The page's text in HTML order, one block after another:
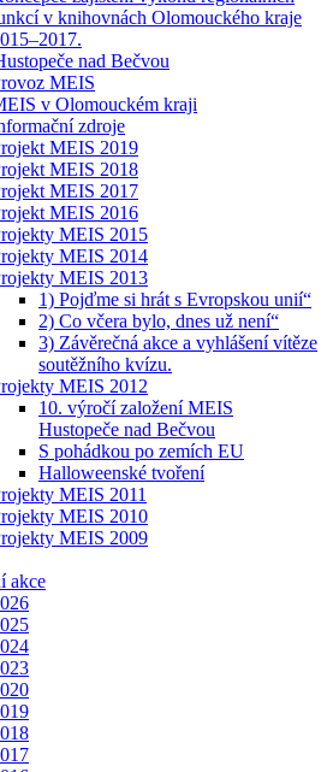
v knihovnách Olomouckého kraje
nad Bečvou
MEIS
v Olomouckém kraji
zdroje
MEIS 2019
MEIS 2018
MEIS 2017
MEIS 2016
MEIS 2015
MEIS 2014
MEIS 2013
1) Pojďme si hrát s Evropskou unií“
2) Co včera bylo, dnes už není“
3) Závěrečná akce a vyhlášení vítěze
soutěžního kvízu.
MEIS 2012
10. výročí založení MEIS
Hustopeče nad Bečvou
S pohádkou po zemích EU
Halloweenské tvoření
MEIS 2011
MEIS 2010
MEIS 2009
akce